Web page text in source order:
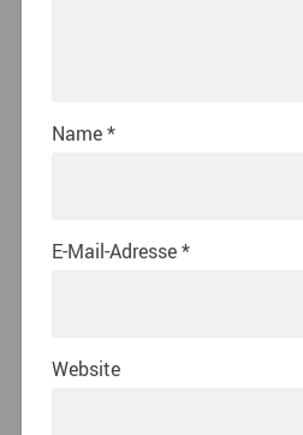
Name*
E-Mail-Adresse*
Website